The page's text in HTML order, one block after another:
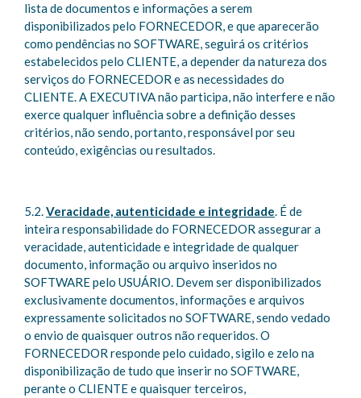
lista de documentos e informações a serem
disponibilizados pelo FORNECEDOR, e que aparecerão
como pendências no SOFTWARE, seguirá os critérios
estabelecidos pelo CLIENTE, a depender da natureza dos
serviços do FORNECEDOR e as necessidades do
CLIENTE. A EXECUTIVA não participa, não interfere e não
exerce qualquer influência sobre a definição desses
critérios, não sendo, portanto, responsável por seu
conteúdo, exigências ou resultados.
5.2.Veracidade, autenticidade e integridade. É de
inteira responsabilidade do FORNECEDOR assegurar a
veracidade, autenticidade e integridade de qualquer
documento, informação ou arquivo inseridos no
SOFTWARE pelo USUÁRIO. Devem ser disponibilizados
exclusivamente documentos, informações e arquivos
expressamente solicitados no SOFTWARE, sendo vedado
o envio de quaisquer outros não requeridos. O
FORNECEDOR responde pelo cuidado, sigilo e zelo na
disponibilização de tudo que inserir no SOFTWARE,
perante o CLIENTE e quaisquer terceiros,